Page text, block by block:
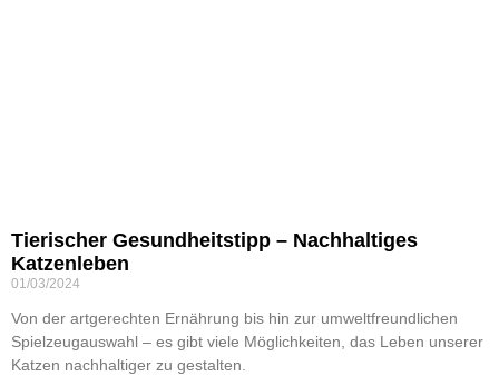
Tierischer Gesundheitstipp – Nachhaltiges
Katzenleben
01/03/2024
Von der artgerechten Ernährung bis hin zur umweltfreundlichen
Spielzeugauswahl – es gibt viele Möglichkeiten, das Leben unserer
Katzen nachhaltiger zu gestalten.